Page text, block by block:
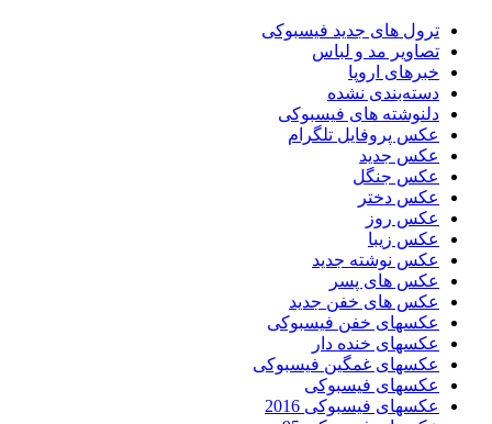
ترول های جدید فیسبوکی
تصاویر مد و لباس
خبرهای اروپا
دسته‌بندی نشده
دلنوشته های فیسبوکی
عکس پروفایل تلگرام
عکس جدید
عکس جنگل
عکس دختر
عکس روز
عکس زیبا
عکس نوشته جدید
عکس های پسر
عکس های خفن جدید
عکسهای خفن فیسبوکی
عکسهای خنده دار
عکسهای غمگین فیسبوکی
عکسهای فیسبوکی
عکسهای فیسبوکی 2016